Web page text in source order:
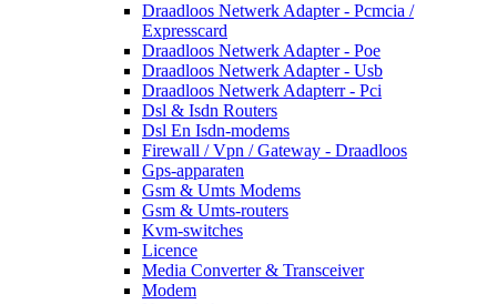
Draadloos Netwerk Adapter - Pcmcia /
Expresscard
Draadloos Netwerk Adapter - Poe
Draadloos Netwerk Adapter - Usb
Draadloos Netwerk Adapterr - Pci
Dsl & Isdn Routers
Dsl En Isdn-modems
Firewall / Vpn / Gateway - Draadloos
Gps-apparaten
Gsm & Umts Modems
Gsm & Umts-routers
Kvm-switches
Licence
Media Converter & Transceiver
Modem